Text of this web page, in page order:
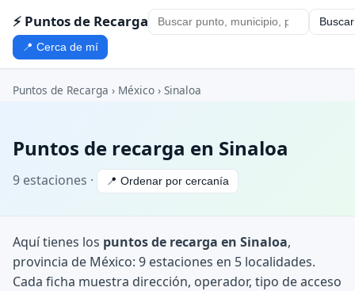
⚡ Puntos de Recarga Buscar
📍 Cerca de mí
Puntos de Recarga › México › Sinaloa
Puntos de recarga en Sinaloa
9 estaciones · 📍 Ordenar por cercanía
Aquí tienes los puntos de recarga en Sinaloa,
provincia de México: 9 estaciones en 5 localidades.
Cada ficha muestra dirección, operador, tipo de acceso